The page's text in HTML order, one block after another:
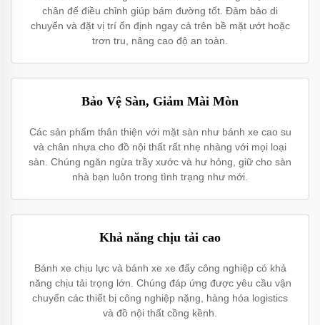
chân đế điều chỉnh giúp bám đường tốt. Đảm bảo di
chuyển và đặt vị trí ổn định ngay cả trên bề mặt ướt hoặc
trơn tru, nâng cao độ an toàn.
Bảo Vệ Sàn, Giảm Mài Mòn
Các sản phẩm thân thiện với mặt sàn như bánh xe cao su
và chân nhựa cho đồ nội thất rất nhẹ nhàng với mọi loại
sàn. Chúng ngăn ngừa trầy xước và hư hỏng, giữ cho sàn
nhà bạn luôn trong tình trạng như mới.
Khả năng chịu tải cao
Bánh xe chịu lực và bánh xe xe đẩy công nghiệp có khả
năng chịu tải trọng lớn. Chúng đáp ứng được yêu cầu vận
chuyển các thiết bị công nghiệp nặng, hàng hóa logistics
và đồ nội thất cồng kềnh.